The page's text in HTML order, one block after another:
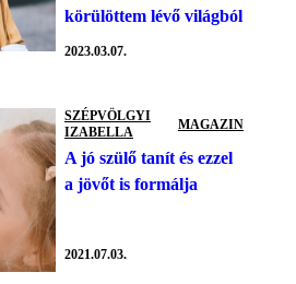
körülöttem lévő világból
2023.03.07.
SZÉPVÖLGYI
IZABELLA
MAGAZIN
A jó szülő tanít és ezzel
a jövőt is formálja
2021.07.03.